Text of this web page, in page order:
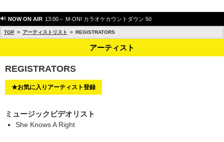
NOW ON AIR 13:00～ M-ON! カラオケカウントダウン 50
TOP アーティストリスト REGISTRATORS
アーティスト
REGISTRATORS
★お気に入りアーティスト登録
ミュージックビデオリスト
She Knows A Right